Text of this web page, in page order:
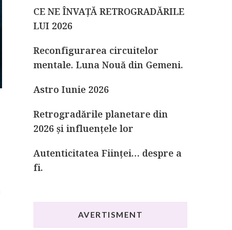
CE NE ÎNVAȚĂ RETROGRADĂRILE
LUI 2026
Reconfigurarea circuitelor
mentale. Luna Nouă din Gemeni.
Astro Iunie 2026
Retrogradările planetare din
2026 și influențele lor
Autenticitatea Ființei… despre a
fi.
AVERTISMENT